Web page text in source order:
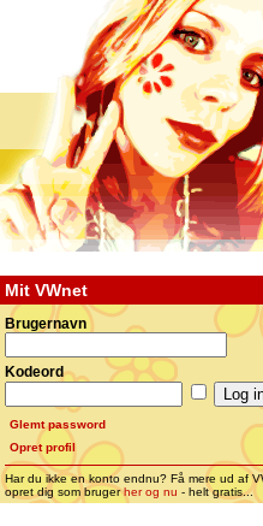
Mit VWnet
Brugernavn
Kodeord
Glemt password
Opret profil
Har du ikke en konto endnu? Få mere ud af
opret dig som brugerher og nu - helt gratis...